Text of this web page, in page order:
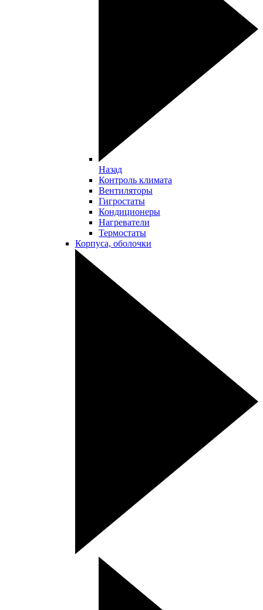
Назад
Контроль климата
Вентиляторы
Гигростаты
Кондиционеры
Нагреватели
Термостаты
Корпуса, оболочки